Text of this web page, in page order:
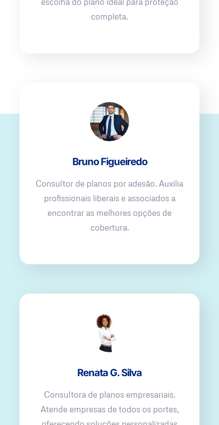
completa.
Bruno Figueiredo
Consultor de planos por adesão. Auxilia
profissionais liberais e associados a
encontrar as melhores opções de
cobertura.
Renata G. Silva
Consultora de planos empresariais.
Atende empresas de todos os portes,